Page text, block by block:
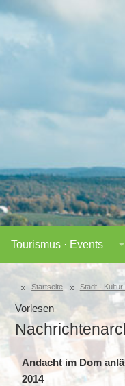
Tourismus · Events
Startseite Stadt · Kultur
Vorlesen
Andacht im Dom
2014